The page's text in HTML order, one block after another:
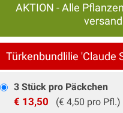
AKTION - Alle
Türkenbundlilie 'Claude
3 Stück pro Päckchen
€ 13,50 (€ 4,50 pro Pfl.)